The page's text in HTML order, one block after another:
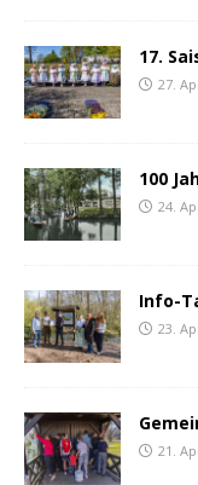
17.
27.
100
24.
Info-
23.
21.